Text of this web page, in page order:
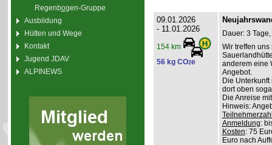
Regenbogen-Gruppe
Ausbildung
Hütten und Wege
Kontakt
Jugend JDAV
ALPINEWS
09.01.2026
- 11.01.2026
154 km
56 kg CO2e
Dauer: 3
Wir treffen
anderem eine
Angebot.
Die
dort oben
Die Anreise
Hinweis:
Anmeldung:
Kosten: 75
Euro nach